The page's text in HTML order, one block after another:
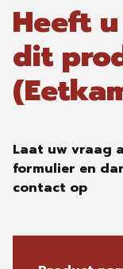
Heeft
dit
Laat uw vraag
formulier en
contact op